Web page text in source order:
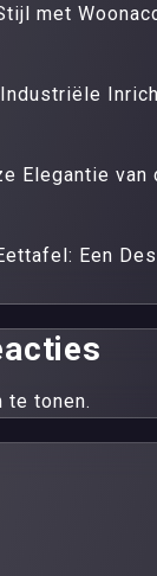
met
Elegantie van
Een
te tonen.